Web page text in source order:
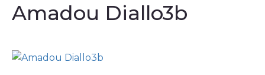
Amadou Diallo3b